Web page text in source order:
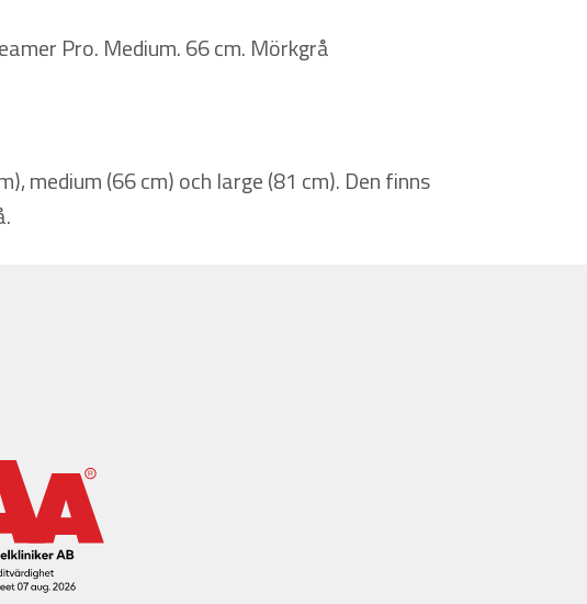
Pro. Medium. 66 cm. Mörkgrå
medium (66 cm) och large (81 cm). Den finns